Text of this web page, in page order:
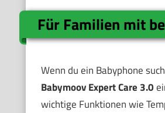
Für Familien mit
Wenn du ein Babyphone
Babymoov Expert Care 3.0
wichtige Funktionen wie